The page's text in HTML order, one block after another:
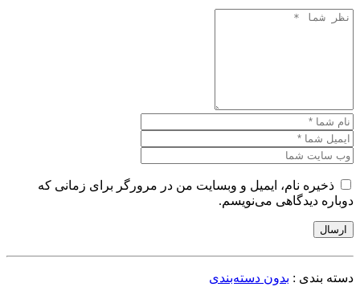
ذخیره نام، ایمیل و وبسایت من در مرورگر برای زمانی که
دوباره دیدگاهی می‌نویسم.
ارسال
دسته بندی : بدون دسته‌بندی